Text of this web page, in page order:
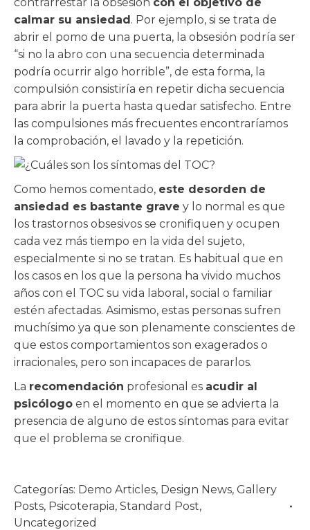
calmar su ansiedad. Por ejemplo, si se trata de
abrir el pomo de una puerta, la obsesión podría ser
“si no la abro con una secuencia determinada
podría ocurrir algo horrible”, de esta forma, la
compulsión consistiría en repetir dicha secuencia
para abrir la puerta hasta quedar satisfecho. Entre
las compulsiones más frecuentes encontraríamos
la comprobación, el lavado y la repetición.
Como hemos comentado, este desorden de
ansiedad es bastante grave y lo normal es que
los trastornos obsesivos se cronifiquen y ocupen
cada vez más tiempo en la vida del sujeto,
especialmente si no se tratan. Es habitual que en
los casos en los que la persona ha vivido muchos
años con el TOC su vida laboral, social o familiar
estén afectadas. Asimismo, estas personas sufren
muchísimo ya que son plenamente conscientes de
que estos comportamientos son exagerados o
irracionales, pero son incapaces de pararlos.
La recomendación profesional es acudir al
psicólogo en el momento en que se advierta la
presencia de alguno de estos síntomas para evitar
que el problema se cronifique.
Categorías: Demo Articles, Design News, Gallery
Posts, Psicoterapia, Standard Post,
Uncategorized